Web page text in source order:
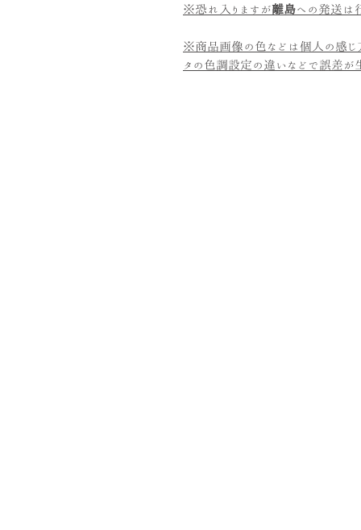
※恐れ入りますが離島への発送は
※商品画像の色などは個人の感じ
タの色調設定の違いなどで誤差が